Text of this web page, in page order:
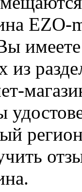
EZO-
из